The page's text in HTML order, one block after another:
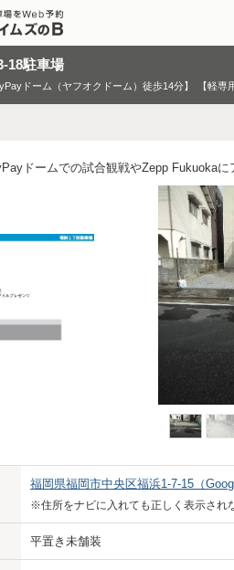
18駐車場
ドーム（ヤフオクドーム）徒歩14分】 【軽専
ドームでの試合観戦やZepp Fukuoka
福岡県福岡市中央区福浜1-7-15 （
※住所をナビに入れても正しく表示され
平置き未舗装